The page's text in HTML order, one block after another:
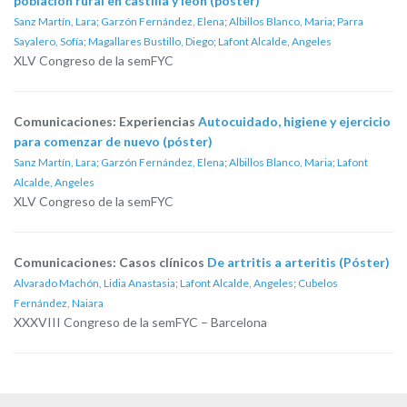
Sanz Martín, Lara; Garzón Fernández, Elena; Albillos Blanco, Maria; Parra
Sayalero, Sofía; Magallares Bustillo, Diego; Lafont Alcalde, Angeles
XLV Congreso de la semFYC
Comunicaciones: Experiencias Autocuidado, higiene y ejercicio
para comenzar de nuevo (póster)
Sanz Martín, Lara; Garzón Fernández, Elena; Albillos Blanco, Maria; Lafont
Alcalde, Angeles
XLV Congreso de la semFYC
Comunicaciones: Casos clínicos De artritis a arteritis (Póster)
Alvarado Machón, Lidia Anastasia; Lafont Alcalde, Angeles; Cubelos
Fernández, Naiara
XXXVIII Congreso de la semFYC – Barcelona